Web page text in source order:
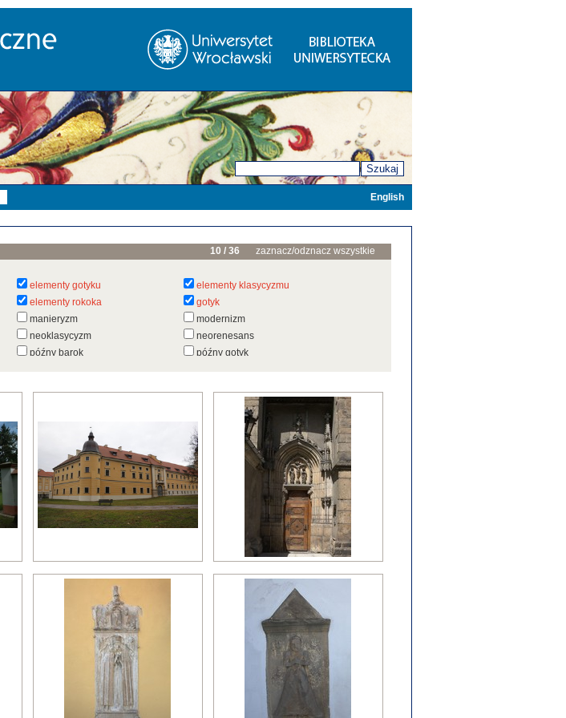
Szukaj
English
10 / 36 zaznacz/odznacz wszystkie
elementy gotyku
elementy klasycyzmu
elementy rokoka
gotyk
manieryzm
modernizm
neoklasycyzm
neorenesans
późny barok
późny gotyk
romanizm (relikty)
wczesny renesans